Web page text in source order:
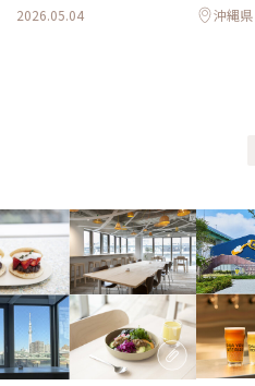
2026.05.04 沖縄県